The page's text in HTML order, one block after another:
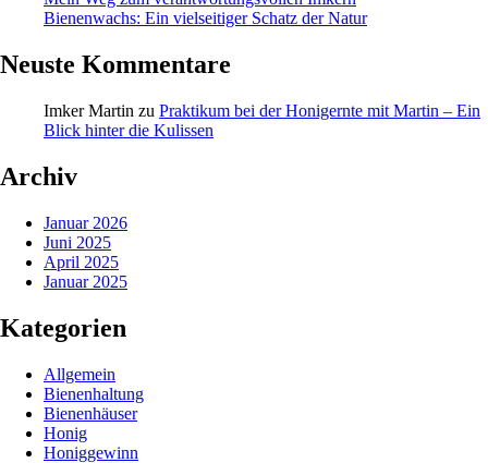
Bienenwachs: Ein vielseitiger Schatz der Natur
Neuste Kommentare
Imker Martin zu Praktikum bei der Honigernte mit Martin – Ein
Blick hinter die Kulissen
Archiv
Januar 2026
Juni 2025
April 2025
Januar 2025
Kategorien
Allgemein
Bienenhaltung
Bienenhäuser
Honig
Honiggewinn